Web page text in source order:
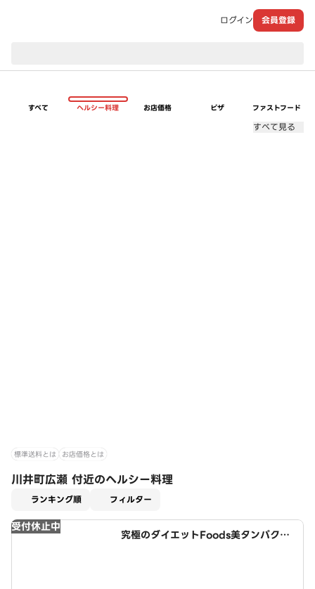
ログイン 会員登録
すべて ヘルシー料理 お店価格 ピザ ファストフード
すべて見る
標準送料とは お店価格とは
川井町広瀬 付近のヘルシー料理
ランキング順 フィルター
受付休止中
究極のダイエットFoods美タンパクラ